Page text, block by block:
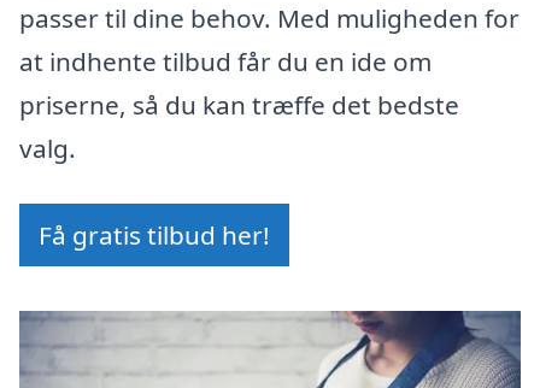
passer til dine behov. Med muligheden for
at indhente tilbud får du en ide om
priserne, så du kan træffe det bedste
valg.
Få gratis tilbud her!